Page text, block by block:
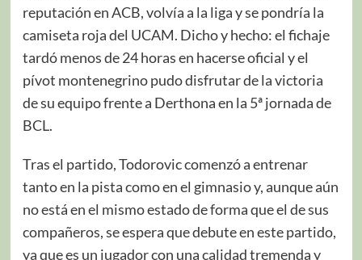
reputación en ACB, volvía a la liga y se pondría la
camiseta roja del UCAM. Dicho y hecho: el fichaje
tardó menos de 24 horas en hacerse oficial y el
pívot montenegrino pudo disfrutar de la victoria
de su equipo frente a Derthona en la 5ª jornada de
BCL.
Tras el partido, Todorovic comenzó a entrenar
tanto en la pista como en el gimnasio y, aunque aún
no está en el mismo estado de forma que el de sus
compañeros, se espera que debute en este partido,
ya que es un jugador con una calidad tremenda y